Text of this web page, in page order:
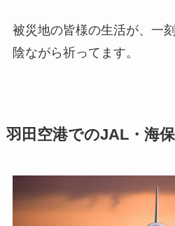
被災地の皆様の生活が、一
陰ながら祈ってます。
羽田空港でのJAL・海